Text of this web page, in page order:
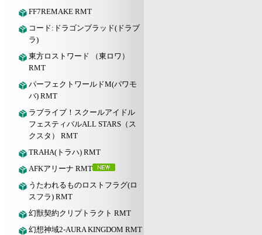
FF7REMAKE RMT
コード:ドラゴンブラッド(ドラブ
ラ)
東方ロストワード （東ロワ）
RMT
パーフェクトワールドM(パワモ
バ) RMT
ラブライブ！スクールアイドル
フェスティバルALL STARS（ス
クスタ） RMT
TRAHA(トラハ) RMT
AFKアリーナ RMT
うたわれるものロストフラグ(ロ
スフラ) RMT
幻獣契約クリプトラクト RMT
幻想神域2-AURA KINGDOM RMT